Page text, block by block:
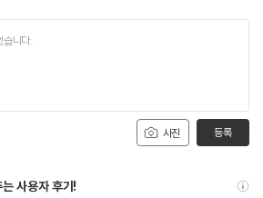
사진 등록
사용자 후기!